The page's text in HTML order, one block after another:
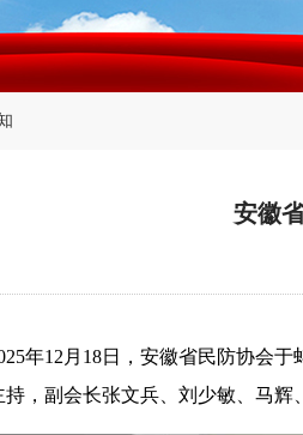
安徽
年12月18日，安徽省民防协会
持，副会长张文兵、刘少敏、马